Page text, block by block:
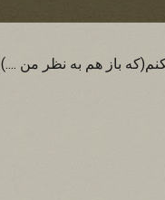
باز هم به نظر من ....)